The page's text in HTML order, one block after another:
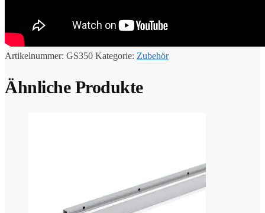
Artikelnummer: GS350 Kategorie: Zubehör
Ähnliche Produkte